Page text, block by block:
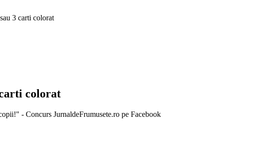
3 carti colorat
colorat
- Concurs JurnaldeFrumusete.ro pe Facebook